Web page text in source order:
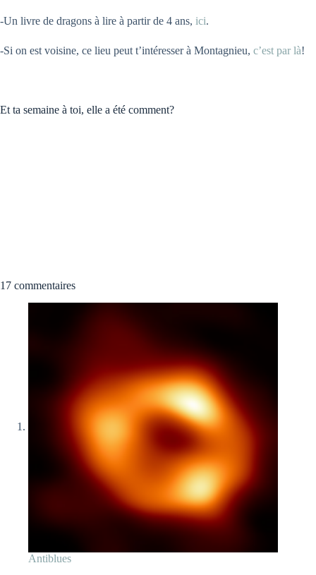
-Un livre de dragons à lire à partir de 4 ans, ici.
-Si on est voisine, ce lieu peut t’intéresser à Montagnieu, c’est par là!
Et ta semaine à toi, elle a été comment?
17 commentaires
Antiblues